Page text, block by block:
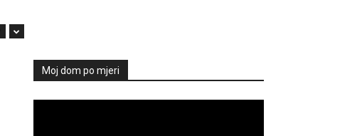
Moj dom po mjeri